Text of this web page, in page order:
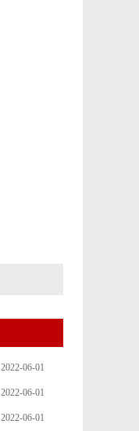
2022-06-01
2022-06-01
2022-06-01